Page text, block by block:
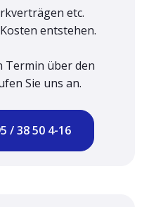
etc.
entstehen.
Termin über den
Sie uns an.
/ 38 50 4-16